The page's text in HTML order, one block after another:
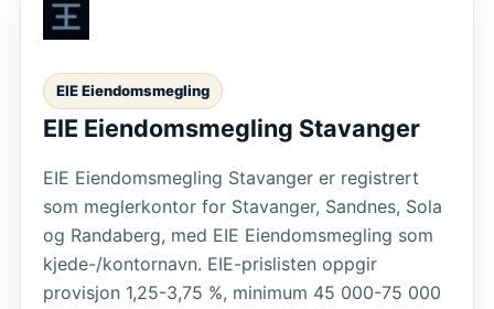
EIE Eiendomsmegling
EIE Eiendomsmegling Stavanger
EIE Eiendomsmegling Stavanger er registrert
som meglerkontor for Stavanger, Sandnes, Sola
og Randaberg, med EIE Eiendomsmegling som
kjede-/kontornavn. EIE-prislisten oppgir
provisjon 1,25-3,75 %, minimum 45 000-75 000